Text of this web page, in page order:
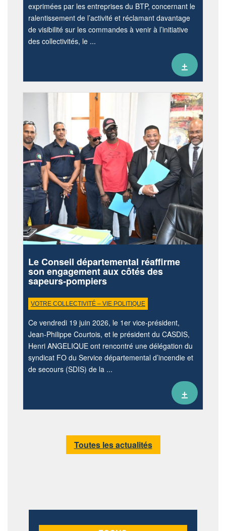
exprimées par les entreprises du BTP, concernant le
ralentissement de l’activité et réclamant davantage
de visibilité sur les commandes à venir à l’initiative
des collectivités, le ...
+
Le Conseil départemental réaffirme
son engagement aux côtés des
sapeurs-pompiers
VOTRE COLLECTIVITÉ – VIE POLITIQUE
Ce vendredi 19 juin 2026, le 1er vice-président,
Jean-Philippe Courtois, et le président du CASDIS,
Henri ANGELIQUE ont rencontré une délégation du
syndicat FO du Service départemental d’incendie et
de secours (SDIS) de la ...
+
Toutes les actualités